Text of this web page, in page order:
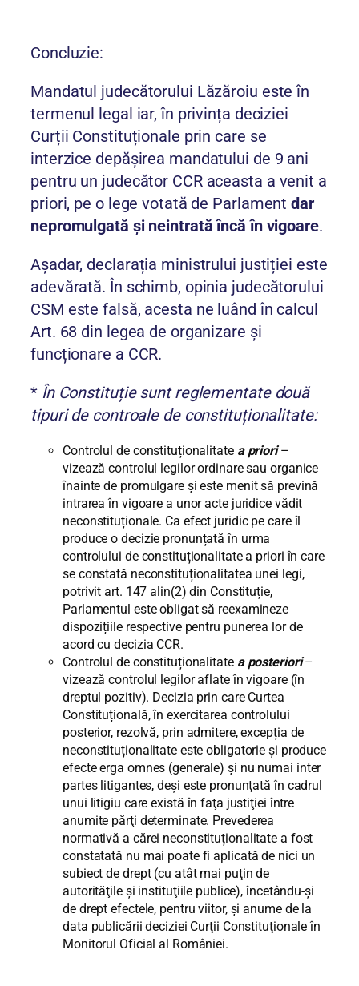
Concluzie:
Mandatul judecătorului Lăzăroiu este în
termenul legal iar, în privința deciziei
Curții Constituționale prin care se
interzice depășirea mandatului de 9 ani
pentru un judecător CCR aceasta a venit a
priori, pe o lege votată de Parlamentdar
nepromulgată și neintrată încă în vigoare.
Așadar, declarația ministrului justiției este
adevărată. În schimb, opinia judecătorului
CSM este falsă, acesta ne luând în calcul
Art. 68 din legea de organizare și
funcționare a CCR.
* În Constituție sunt reglementate două
tipuri de controale de constituționalitate:
Controlul de constituționalitate a priori–
vizează controlul legilor ordinare sau organice
înainte de promulgare și este menit să prevină
intrarea în vigoare a unor acte juridice vădit
neconstituționale. Ca efect juridic pe care îl
produce o decizie pronunțată în urma
controlului de constituționalitate a priori în care
se constată neconstituționalitatea unei legi,
potrivit art. 147 alin(2) din Constituție,
Parlamentul este obligat să reexamineze
dispozițiile respective pentru punerea lor de
acord cu decizia CCR.
Controlul de constituționalitate a posteriori–
vizează controlul legilor aflate în vigoare (în
dreptul pozitiv). Decizia prin care Curtea
Constituțională, în exercitarea controlului
posterior, rezolvă, prin admitere, excepția de
neconstituționalitate este obligatorie şi produce
efecte erga omnes (generale) şi nu numai inter
partes litigantes, deşi este pronunţată în cadrul
unui litigiu care există în faţa justiţiei între
anumite părţi determinate. Prevederea
normativă a cărei neconstituționalitate a fost
constatată nu mai poate fi aplicată de nici un
subiect de drept (cu atât mai puţin de
autorităţile şi instituţiile publice), încetându-şi
de drept efectele, pentru viitor, şi anume de la
data publicării deciziei Curţii Constituţionale în
Monitorul Oficial al României.